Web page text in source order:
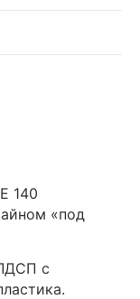
140
«под
с